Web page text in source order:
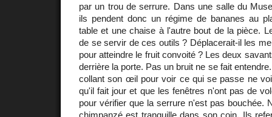
par un trou de serrure. Dans une salle du
ils pendent donc un régime de bananes au
table et une chaise à l'autre bout de la pièce.
de se servir de ces outils ? Déplacerait-il les
pour atteindre le fruit convoité ? Les deux
derrière la porte. Pas un bruit ne se fait
collant son œil pour voir ce qui se passe ne
qu'il fait jour et que les fenêtres n'ont pas de
pour vérifier que la serrure n'est pas bouchée.
chimpanzé est tranquille dans son coin. Ils